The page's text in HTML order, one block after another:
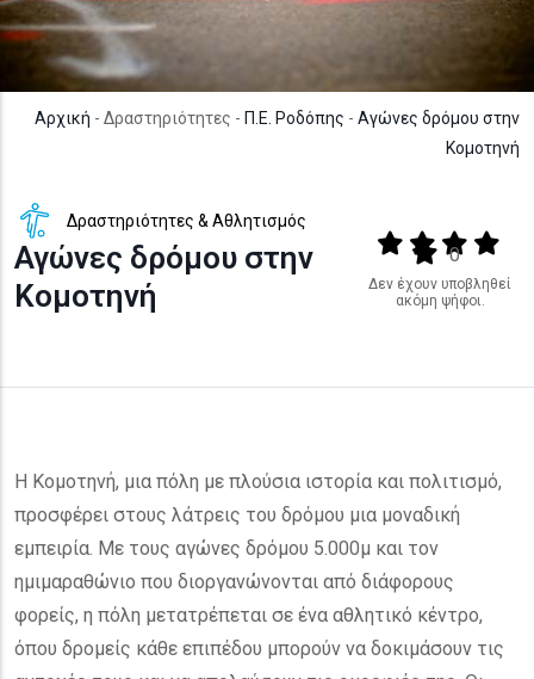
Αρχική - Δραστηριότητες - Π.Ε. Ροδόπης - Αγώνες δρόμου στην
Κομοτηνή
Δραστηριότητες & Αθλητισμός
Αγώνες δρόμου στην
Κομοτηνή
Output format
(star)(star)(star)
(star)
0
Δεν έχουν υποβληθεί
ακόμη ψήφοι.
Η Κομοτηνή, μια πόλη με πλούσια ιστορία και πολιτισμό,
προσφέρει στους λάτρεις του δρόμου μια μοναδική
εμπειρία. Με τους αγώνες δρόμου 5.000μ και τον
ημιμαραθώνιο που διοργανώνονται από διάφορους
φορείς, η πόλη μετατρέπεται σε ένα αθλητικό κέντρο,
όπου δρομείς κάθε επιπέδου μπορούν να δοκιμάσουν τις